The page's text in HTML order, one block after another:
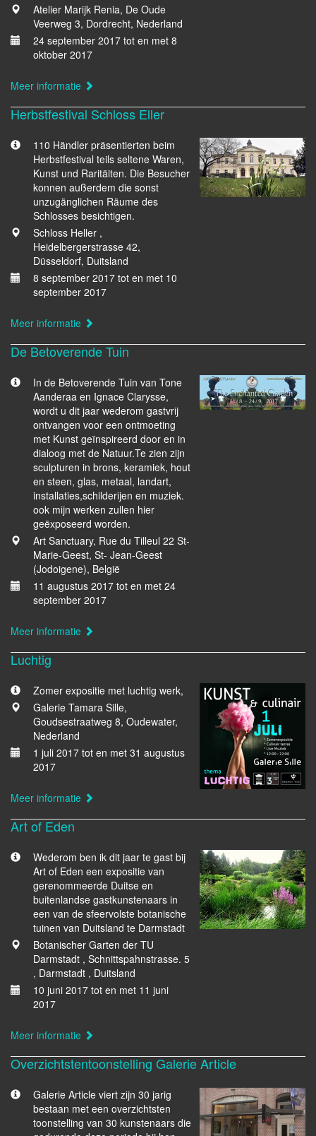
Atelier Marijk Renia, De Oude
Veerweg 3, Dordrecht, Nederland
24 september 2017 tot en met 8
oktober 2017
Meer informatie
Herbstfestival Schloss Eller
110 Händler präsentierten beim
Herbstfestival teils seltene Waren,
Kunst und Raritäiten. Die Besucher
konnen außerdem die sonst
unzugänglichen Räume des
Schlosses besichtigen.
Schloss Heller ,
Heidelbergerstrasse 42,
Düsseldorf, Duitsland
8 september 2017 tot en met 10
september 2017
Meer informatie
De Betoverende Tuin
In de Betoverende Tuin van Tone
Aanderaa en Ignace Clarysse,
wordt u dit jaar wederom gastvrij
ontvangen voor een ontmoeting
met Kunst geïnspireerd door en in
dialoog met de Natuur.Te zien zijn
sculpturen in brons, keramiek, hout
en steen, glas, metaal, landart,
installaties,schilderijen en muziek.
ook mijn werken zullen hier
geëxposeerd worden.
Art Sanctuary, Rue du Tilleul 22 St-
Marie-Geest, St- Jean-Geest
(Jodoigene), België
11 augustus 2017 tot en met 24
september 2017
Meer informatie
Luchtig
Zomer expositie met luchtig werk,
Galerie Tamara Sille,
Goudsestraatweg 8, Oudewater,
Nederland
1 juli 2017 tot en met 31 augustus
2017
Meer informatie
Art of Eden
Wederom ben ik dit jaar te gast bij
Art of Eden een expositie van
gerenommeerde Duitse en
buitenlandse gastkunstenaars in
een van de sfeervolste botanische
tuinen van Duitsland te Darmstadt
Botanischer Garten der TU
Darmstadt , Schnittspahnstrasse. 5
, Darmstadt , Duitsland
10 juni 2017 tot en met 11 juni
2017
Meer informatie
Overzichtstentoonstelling Galerie Article
Galerie Article viert zijn 30 jarig
bestaan met een overzichtsten
toonstelling van 30 kunstenaars die